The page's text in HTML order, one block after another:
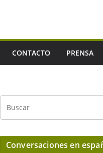
CONTACTO PRENSA
Conversaciones en